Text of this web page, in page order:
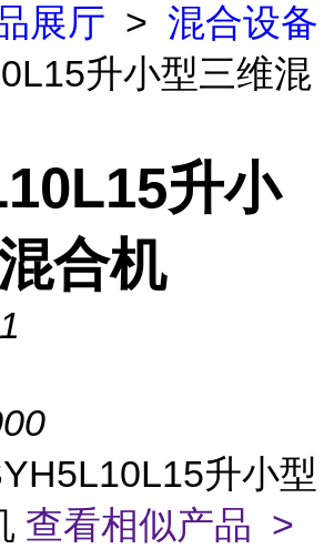
展厅 > 混合设备
升小型三维混
升小
合机
升小型
查看相似产品 >